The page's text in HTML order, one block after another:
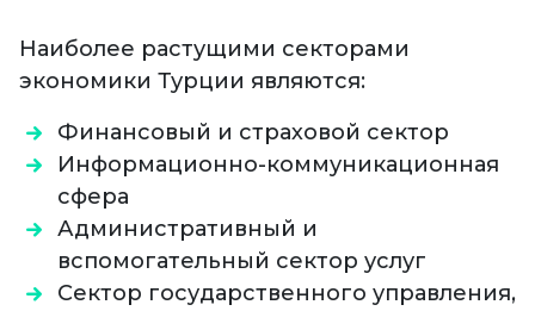
Наиболее растущими секторами
экономики Турции являются:
Финансовый и страховой сектор
Информационно-коммуникационная
сфера
Административный и
вспомогательный сектор услуг
Сектор государственного управления,